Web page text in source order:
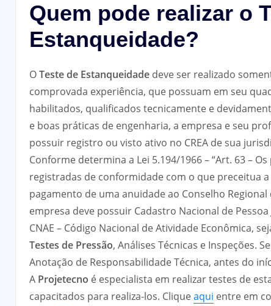
Quem pode realizar o
Estanqueidade?
OTeste de Estanqueidade deve ser realizado
comprovada experiência, que possuam em seu
habilitados, qualificados tecnicamente e
e boas práticas de engenharia, a empresa e seu
possuir registro ou visto ativo no CREA de sua
Conforme determina a Lei 5.194/1966 – “Art. 63 –
registradas de conformidade com o que preceitua
pagamento de uma anuidade ao Conselho
empresa deve possuir Cadastro Nacional de Pessoa
CNAE – Código Nacional de Atividade Econômica,
Testes de Pressão, Análises Técnicas e Inspeções.
Anotação de Responsabilidade Técnica, antes do
A Projetecno é especialista em realizar testes de
capacitados para realiza-los. Cliqueaqui entre em